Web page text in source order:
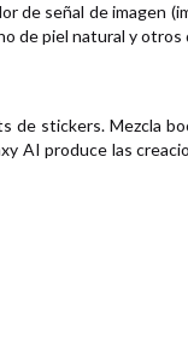
de señal de imagen
piel natural y otros
de stickers. Mezcla
AI produce las